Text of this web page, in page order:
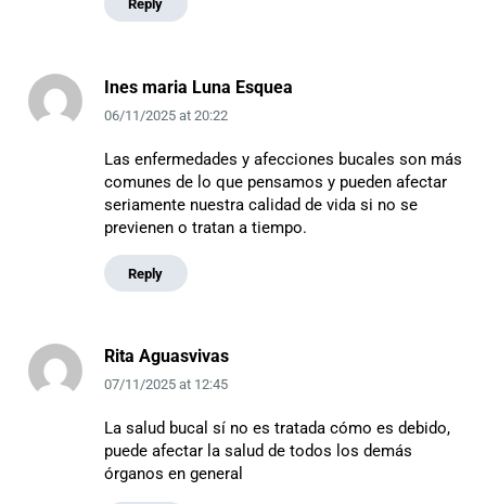
Reply
Ines maria Luna Esquea
06/11/2025at 20:22
Las enfermedades y afecciones bucales son más
comunes de lo que pensamos y pueden afectar
seriamente nuestra calidad de vida si no se
previenen o tratan a tiempo.
Reply
Rita Aguasvivas
07/11/2025at 12:45
La salud bucal sí no es tratada cómo es debido,
puede afectar la salud de todos los demás
órganos en general